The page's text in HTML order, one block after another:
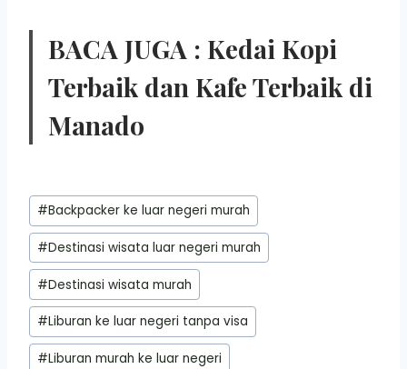
BACA JUGA : Kedai Kopi
Terbaik dan Kafe Terbaik di
Manado
Post
Tags:
#Backpacker ke luar negeri murah
#Destinasi wisata luar negeri murah
#Destinasi wisata murah
#Liburan ke luar negeri tanpa visa
#Liburan murah ke luar negeri